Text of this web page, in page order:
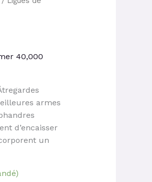
40,000
armes
d’encaisser
un